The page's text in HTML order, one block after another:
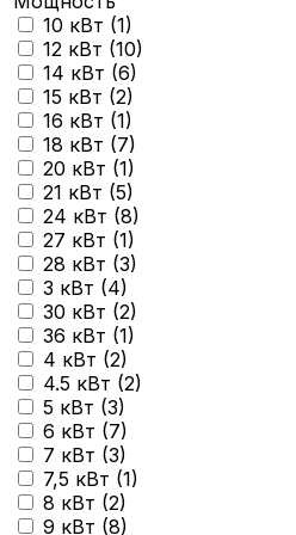
10 кВт (1)
12 кВт (10)
14 кВт (6)
15 кВт (2)
16 кВт (1)
18 кВт (7)
20 кВт (1)
21 кВт (5)
24 кВт (8)
27 кВт (1)
28 кВт (3)
3 кВт (4)
30 кВт (2)
36 кВт (1)
4 кВт (2)
4.5 кВт (2)
5 кВт (3)
6 кВт (7)
7 кВт (3)
7,5 кВт (1)
8 кВт (2)
9 кВт (8)